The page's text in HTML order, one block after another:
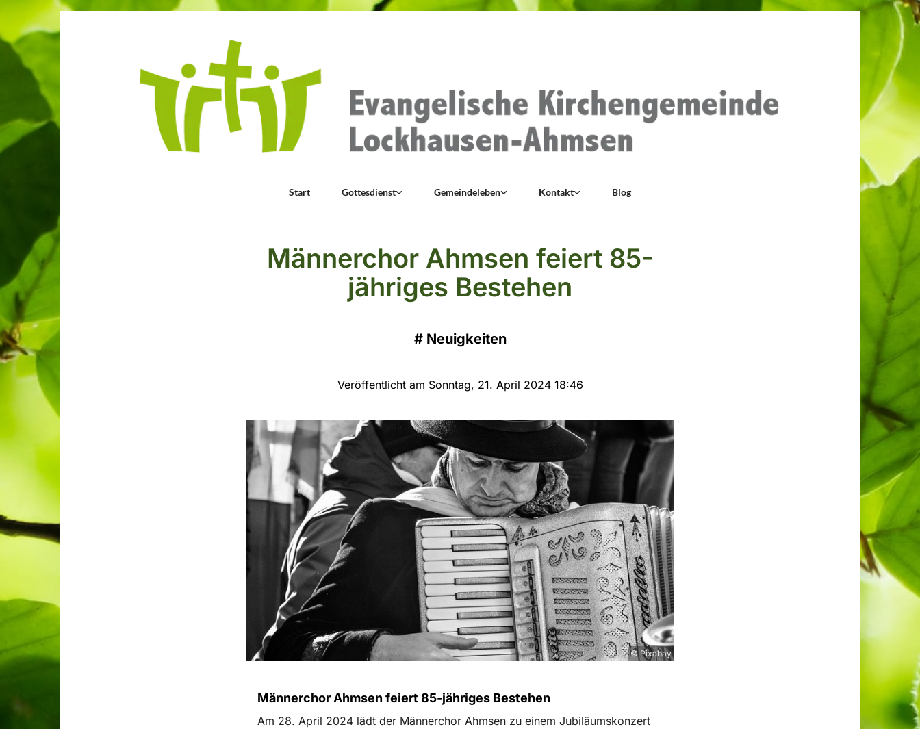
Start Gottesdienst Gemeindeleben Kontakt Blog
Männerchor Ahmsen feiert 85-
jähriges Bestehen
# Neuigkeiten
Veröffentlicht am Sonntag, 21. April 2024 18:46
© Pixabay
Männerchor Ahmsen feiert 85-jähriges Bestehen
Am 28. April 2024 lädt der Männerchor Ahmsen zu einem Jubiläumskonzert